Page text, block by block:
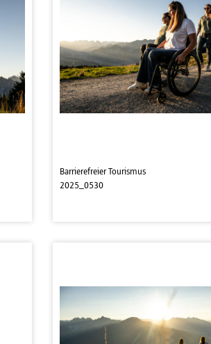
Barrierefreier Tourismus
2025_0530